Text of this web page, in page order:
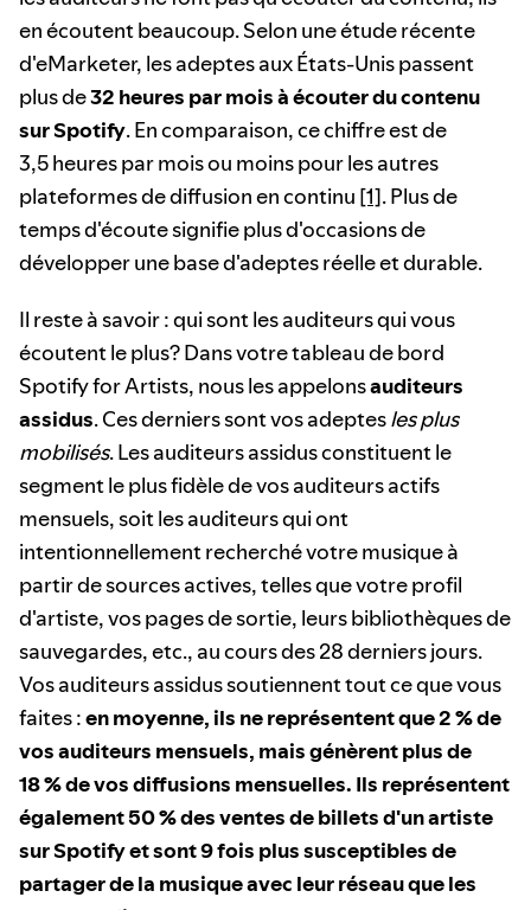
en écoutent beaucoup. Selon une étude récente
d'eMarketer, les adeptes aux États-Unis passent
plus de32 heures par mois à écouter du contenu
sur Spotify. En comparaison, ce chiffre est de
3,5 heures par mois ou moins pour les autres
plateformes de diffusion en continu [1]. Plus de
temps d'écoute signifie plus d'occasions de
développer une base d'adeptes réelle et durable.
Il reste à savoir : qui sont les auditeurs qui vous
écoutent le plus? Dans votre tableau de bord
Spotify for Artists, nous les appelonsauditeurs
assidus. Ces derniers sont vos adeptesles plus
mobilisés. Les auditeurs assidus constituent le
segment le plus fidèle de vos auditeurs actifs
mensuels, soit les auditeurs qui ont
intentionnellement recherché votre musique à
partir de sources actives, telles que votre profil
d'artiste, vos pages de sortie, leurs bibliothèques de
sauvegardes, etc., au cours des 28 derniers jours.
Vos auditeurs assidus soutiennent tout ce que vous
faites :en moyenne, ils ne représentent que 2 % de
vos auditeurs mensuels, mais génèrent plus de
18 % de vos diffusions mensuelles. Ils représentent
également 50 % des ventes de billets d'un artiste
sur Spotify et sont 9 fois plus susceptibles de
partager de la musique avec leur réseau que les